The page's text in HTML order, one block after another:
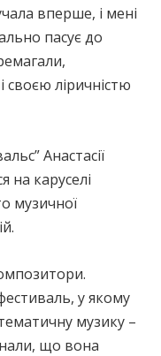
вперше, і мені
пасує до
своєю ліричністю
Анастасії
на каруселі
музичної
у якому
музику –
що вона